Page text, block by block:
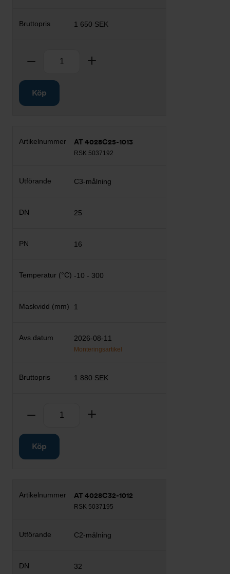
1 650 SEK
Ta bort
Köp
AT 4028C25-1013
RSK 5037192
C3-målning
25
16
-10 - 300
1
2026-08-11
Monteringsartikel
1 880 SEK
Ta bort
Köp
AT 4028C32-1012
RSK 5037195
C2-målning
32